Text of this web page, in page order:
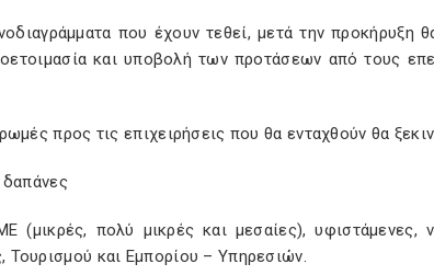
που έχουν τεθεί, μετά την
και υποβολή των προτάσεων από τους
προς τις επιχειρήσεις που θα ενταχθούν θα
δαπάνες
(μικρές, πολύ μικρές και μεσαίες),
Τουρισμού και Εμπορίου – Υπηρεσιών.